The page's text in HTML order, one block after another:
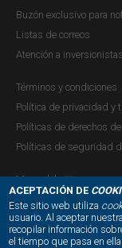
ACEPTACIÓN DE
Este sitio web utiliza
usuario. Al aceptar nuestra
recopilar información
el tiempo que pasa en
Buzón exclusivo para
Listas de correos
Atención a
Términos y condiciones
Política de privacidad y
Políticas de derechos
Políticas de seguridad
Mapa del sitio